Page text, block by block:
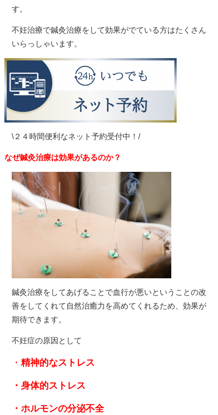
す。
不妊治療で鍼灸治療をして効果がでている方はたくさん
いらっしゃいます。
\２４時間便利なネット予約受付中！/
なぜ鍼灸治療は効果があるのか？
鍼灸治療をしてあげることで血行が悪いということの改
善をしてくれて自然治癒力を高めてくれるため、効果が
期待できます。
不妊症の原因として
・ 精神的なストレス
・身体的ストレス
・ホルモンの分泌不全